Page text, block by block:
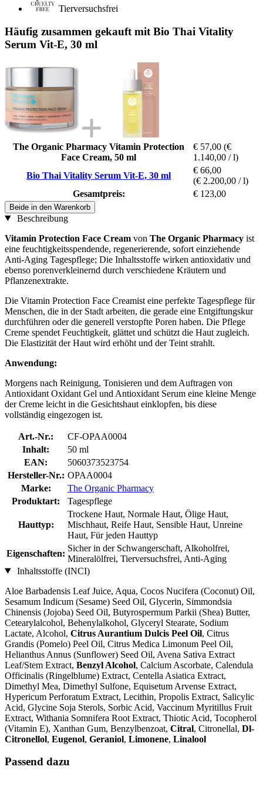
Tierversuchsfrei
Häufig zusammen gekauft mit Bio Thai Vitality
Serum Vit-E, 30 ml
The Organic Pharmacy Vitamin Protection
Face Cream, 50 ml
€ 57,00 (€
1.140,00 / l)
Bio Thai Vitality Serum Vit-E, 30 ml
€ 66,00
(€ 2.200,00 / l)
Gesamtpreis:
€ 123,00
Beide in den Warenkorb
Beschreibung
Vitamin Protection Face Cream von The Organic Pharmacy ist
eine feuchtigkeitsspendende, regenerierende, sofort einziehende
Anti-Aging Tagespflege; Die Inhaltsstoffe wirken antioxidativ und
ebenso porenverkleinernd durch verschiedene Kräutern und
Pflanzenextrakte.
Die Vitamin Protection Face Creamist eine perfekte Tagespflege für
Menschen, die in der Stadt arbeiten, die gerade eine Entgiftungskur
durchführen oder die generell verstopfte Poren haben. Die Pflege
Creme spendet Feuchtigkeit, glättet und schützt die Haut zugleich.
Die Elastizität der Haut wird erhöht und der Teint strahlt.
Anwendung:
Morgens nach Reinigung, Tonisieren und dem Auftragen von
Antioxidant Oxidant Gel und Antioxidant Serum eine kleine Menge
der Creme leicht in die Gesichtshaut einklopfen, bis diese
vollständig eingezogen ist.
Art.-Nr.:
CF-OPAA0004
Inhalt:
50 ml
EAN:
5060373523754
Hersteller-Nr.: OPAA0004
Marke:
The Organic Pharmacy
Produktart:
Tagespflege
Hauttyp:
Trockene Haut, Normale Haut, Ölige Haut,
Mischhaut, Reife Haut, Sensible Haut, Unreine
Haut, Für jeden Hauttyp
Eigenschaften:
Sicher in der Schwangerschaft, Alkoholfrei,
Mineralölfrei, Tierversuchsfrei, Anti-Aging
Inhaltsstoffe (INCI)
Aloe Barbadensis Leaf Juice, Aqua, Cocos Nucifera (Coconut) Oil,
Sesamum Indicum (Sesame) Seed Oil, Glycerin, Simmondsia
Chinensis (Jojoba) Seed Oil, Butyrospermum Parkii (Shea) Butter,
Cetearylalcohol, Behenylalkohol, Glyceryl Stearate, Sodium
Lactate, Alcohol, Citrus Aurantium Dulcis Peel Oil, Citrus
Grandis (Pomelo) Peel Oil, Citrus Medica Limonum Peel Oil,
Helianthus Annus (Sunflower) Seed Oil, Avena Sativa Extract
Leaf/Stem Extract, Benzyl Alcohol, Calcium Ascorbate, Calendula
Officinalis (Ringelblume) Extract, Centella Asiatica Extract,
Dimethyl Mea, Dimethyl Sulfone, Equisetum Arvense Extract,
Hypericum Perforatum Extract, Lecithin, Propolis Extract, Salicylic
Acid, Glycine Soja Sterols, Sorbic Acid, Vaccinum Myritillus Fruit
Extract, Withania Somnifera Root Extract, Thiotic Acid, Tocopherol
(Vitamin E), Xanthan Gum, Benzylbenzoat, Citral, Citronellal, Dl-
Citronellol, Eugenol, Geraniol, Limonene, Linalool
Passend dazu